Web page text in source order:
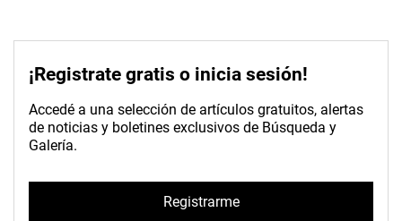
¡Registrate gratis o inicia sesión!
Accedé a una selección de artículos gratuitos, alertas
de noticias y boletines exclusivos de Búsqueda y
Galería.
Registrarme